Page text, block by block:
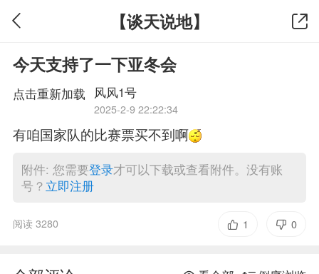
【谈天说地】
今天支持了一下亚冬会
点击重新加载 风风1号
2025-2-9 22:22:34
有咱国家队的比赛票买不到啊
附件: 您需要登录才可以下载或查看附件。没有账
号？ 立即注册
阅读 3280 0
1